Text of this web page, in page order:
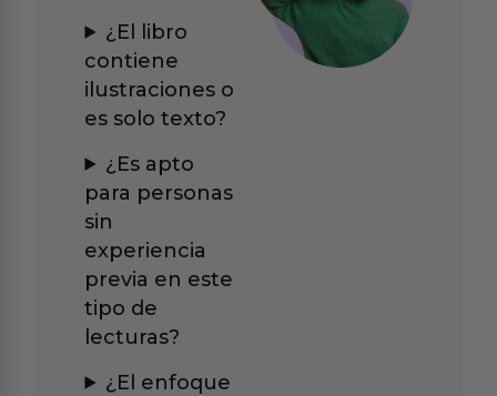
¿El libro
contiene
ilustraciones o
es solo texto?
¿Es apto
para personas
sin
experiencia
previa en este
tipo de
lecturas?
¿El enfoque